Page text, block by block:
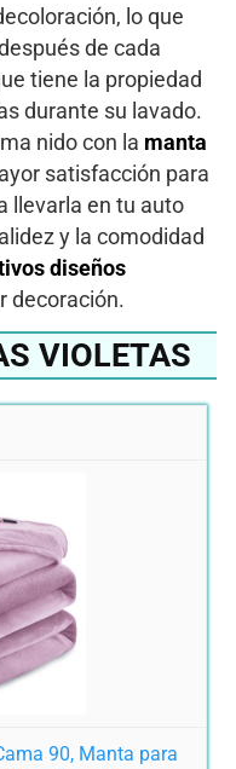
lo que
de cada
tiene la propiedad
durante su lavado.
nido con la manta
satisfacción para
llevarla en tu auto
y la comodidad
diseños
decoración.
VIOLETAS
90, Manta para